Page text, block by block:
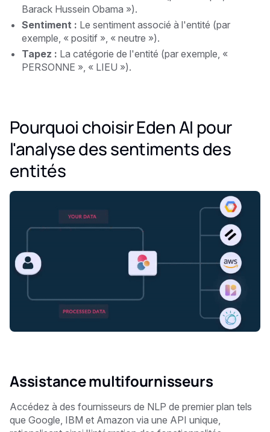
Barack Hussein Obama »).
Sentiment : Le sentiment associé à l'entité (par
exemple, « positif », « neutre »).
Tapez : La catégorie de l'entité (par exemple, «
PERSONNE », « LIEU »).
Pourquoi choisir Eden AI pour
l'analyse des sentiments des
entités
Assistance multifournisseurs
Accédez à des fournisseurs de NLP de premier plan tels
que Google, IBM et Amazon via une API unique,